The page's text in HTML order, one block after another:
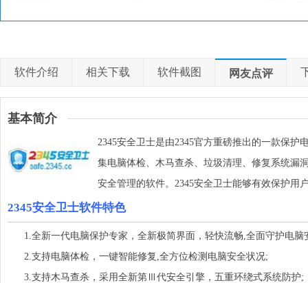
软件介绍 相关下载 软件截图 网友点评
基本简介
2345安全卫士是由2345官方重磅推出的一款保护
集电脑体检、木马查杀、垃圾清理、修复系统漏
安全管理的软件。2345安全卫士能够有效保护用
2345安全卫士软件特色
1.全新一代电脑保护专家，全新极简界面，轻快流畅,全面守护电脑
2.支持电脑体检，一键智能修复,全方位检测电脑安全状况;
3.支持木马查杀，采用全新第Ⅲ代安全引擎，五重环绕式系统防护;